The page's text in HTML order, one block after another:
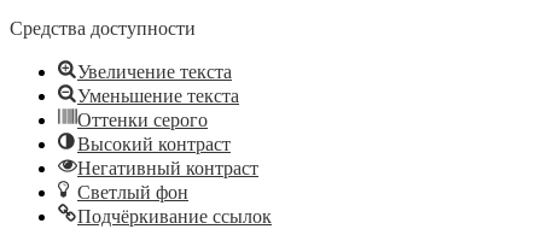
Средства доступности
Увеличение текста
Уменьшение текста
Оттенки серого
Высокий контраст
Негативный контраст
Светлый фон
Подчёркивание ссылок